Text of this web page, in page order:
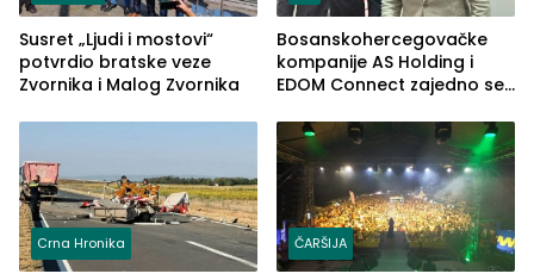
Susret „Ljudi i mostovi“
potvrdio bratske veze
Zvornika i Malog Zvornika
Bosanskohercegovačke
kompanije AS Holding i
EDOM Connect zajedno se
Crna Hronika ČARŠIJA